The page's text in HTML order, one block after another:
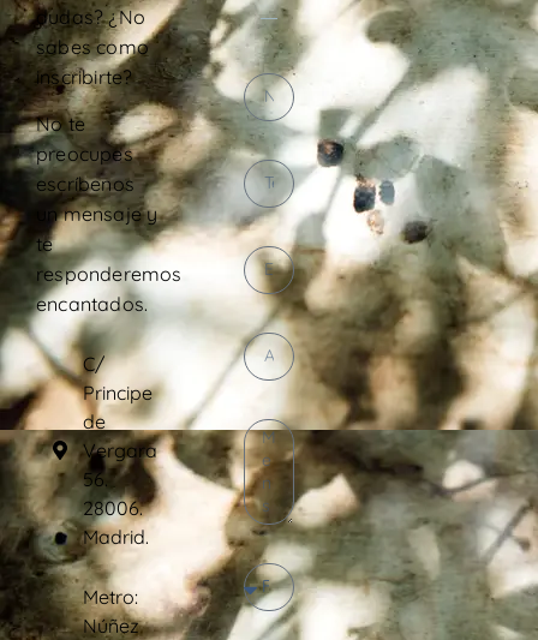
dudas? ¿No
sabes como
inscribirte?
No te
preocupes
escríbenos
un mensaje y
te
responderemos
encantados.
C/
Principe
de
Vergara
56.
28006.
Madrid.
Metro:
Núñez